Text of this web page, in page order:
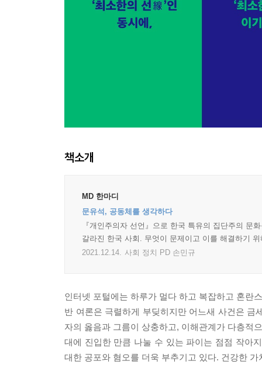
책소개
MD 한마디
문유석, 공동체를 생각하다
『개인주의자 선언』으로 한국 특유의 집단주의 문
갈라진 한국 사회. 무엇이 문제이고 이를 해결하기
2021.12.14. 사회 정치 PD 손민규
인터넷 포털에는 하루가 멀다 하고 복잡하고 혼란
반 여론은 극렬하게 부딪히지만 어느새 사건은
자의 옳음과 그름이 상충하고, 이해관계가 다층적
대에 진입한 만큼 나눌 수 있는 파이는 점점 작아
대한 공포와 혐오를 더욱 부추기고 있다. 건강한